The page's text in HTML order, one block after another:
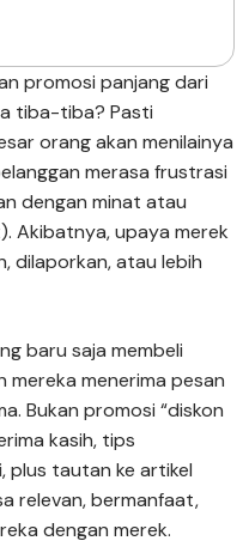
promosi panjang dari
tiba-tiba? Pasti
orang akan menilainya
merasa frustrasi
dengan minat atau
Akibatnya, upaya merek
dilaporkan, atau lebih
baru saja membeli
mereka menerima pesan
Bukan promosi “diskon
kasih, tips
plus tautan ke artikel
relevan, bermanfaat,
dengan merek.